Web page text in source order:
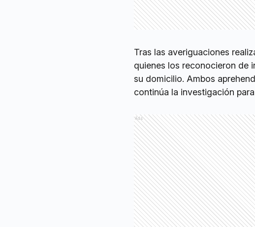
Tras las averiguaciones
quienes los reconocieron de
su domicilio. Ambos
continúa la investigación
Ads